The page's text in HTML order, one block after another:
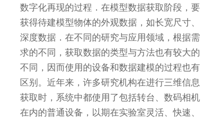
数字化再现的过程．在模型数据获取阶段，要
获得待建模型物体的外观数据，如长宽尺寸、
深度数据．在不同的研究与应用领域，根据需
求的不同，获取数据的类型与方法也有较大的
不同，因而使用的设备和数据建模的过程也有
区别。近年来，许多研究机构在进行三维信息
获取时，系统中都使用了包括转台、数码相机
在内的普通设备，以期在实验室灵活、快速、